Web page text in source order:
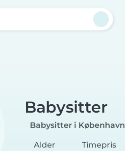
Babysitter
Babysitter i København
Alder
Timepris